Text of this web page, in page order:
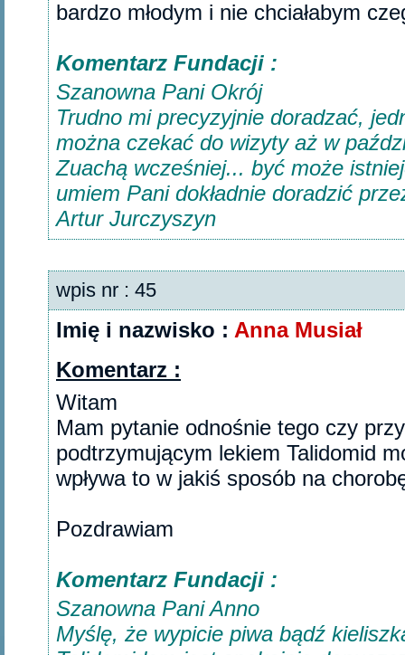
bardzo młodym i nie chciałabym
Komentarz Fundacji :
Szanowna Pani Okrój
Trudno mi precyzyjnie doradzać,
można czekać do wizyty aż w
Zuachą wcześniej... być może
umiem Pani dokładnie doradzić
Artur Jurczyszyn
wpis nr : 45
Imię i nazwisko : Anna Musiał
Komentarz :
Witam
Mam pytanie odnośnie tego czy
podtrzymującym lekiem Talidomid
wpływa to w jakiś sposób na
Pozdrawiam‎
Komentarz Fundacji :
Szanowna Pani Anno
Myślę, że wypicie piwa bądź